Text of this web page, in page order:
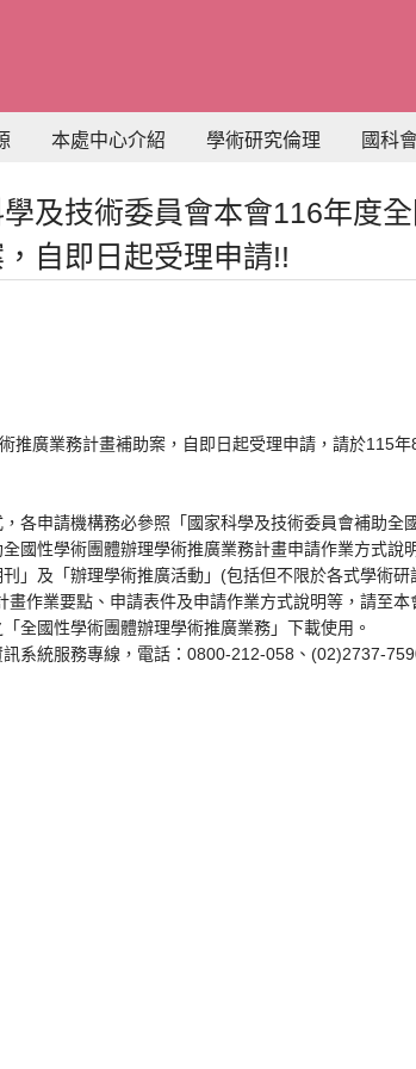
本處中心介紹 學術研究倫理 國科
學及技術委員會本會116年度
自即日起受理申請!!
推廣業務計畫補助案，自即日起受理申請，請於115
各申請機構務必參照「國家科學及技術委員會補助全
國性學術團體辦理學術推廣業務計畫申請作業方式說
」及「辦理學術推廣活動」(包括但不限於各式學術
作業要點、申請表件及申請作業方式說明等，請至
全國性學術團體辦理學術推廣業務」下載使用。
系統服務專線，電話：0800-212-058、(02)2737-